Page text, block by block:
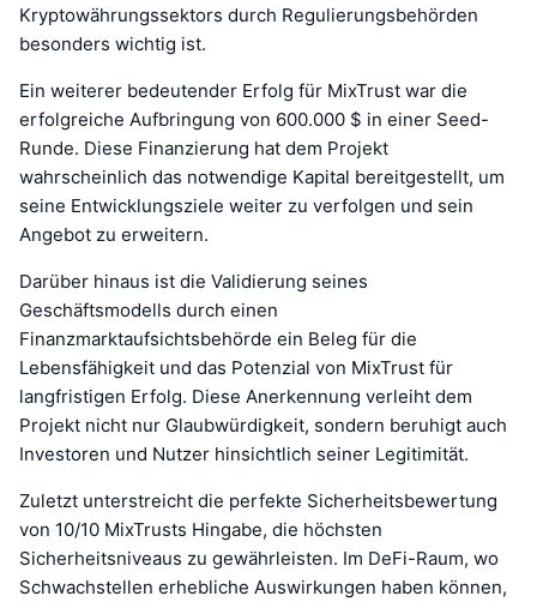
Kryptowährungssektors durch Regulierungsbehörden
besonders wichtig ist.
Ein weiterer bedeutender Erfolg für MixTrust war die
erfolgreiche Aufbringung von 600.000 $ in einer Seed-
Runde. Diese Finanzierung hat dem Projekt
wahrscheinlich das notwendige Kapital bereitgestellt, um
seine Entwicklungsziele weiter zu verfolgen und sein
Angebot zu erweitern.
Darüber hinaus ist die Validierung seines
Geschäftsmodells durch einen
Finanzmarktaufsichtsbehörde ein Beleg für die
Lebensfähigkeit und das Potenzial von MixTrust für
langfristigen Erfolg. Diese Anerkennung verleiht dem
Projekt nicht nur Glaubwürdigkeit, sondern beruhigt auch
Investoren und Nutzer hinsichtlich seiner Legitimität.
Zuletzt unterstreicht die perfekte Sicherheitsbewertung
von 10/10 MixTrusts Hingabe, die höchsten
Sicherheitsniveaus zu gewährleisten. Im DeFi-Raum, wo
Schwachstellen erhebliche Auswirkungen haben können,